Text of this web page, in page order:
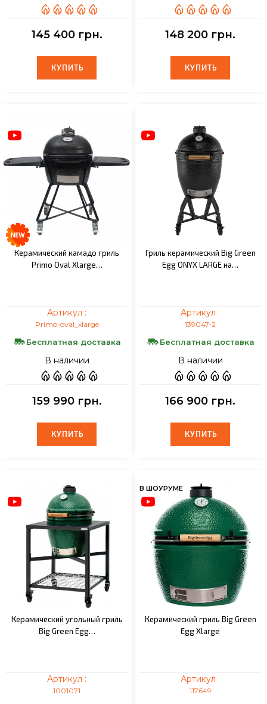
145 400 грн.
КУПИТЬ
КУПИТЬ
148 200 грн.
КУПИТЬ
КУПИТЬ
Керамический камадо гриль
Primo Oval Xlarge…
Артикул :
Primo-oval_xlarge
Бесплатная доставка
В наличии
159 990 грн.
КУПИТЬ
КУПИТЬ
Гриль керамический Big Green
Egg ONYX LARGE на…
Артикул :
139047-2
Бесплатная доставка
В наличии
166 900 грн.
КУПИТЬ
КУПИТЬ
Керамический угольный гриль
Big Green Egg…
Артикул :
1001071
В ШОУРУМЕ
Керамический гриль Big Green
Egg Xlarge
Артикул :
117649